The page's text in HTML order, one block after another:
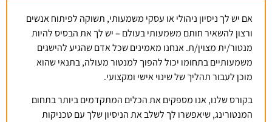
אם יש לך ניסיון ניהולי או עסקי משמעותי, תשוקה לפיתוח אנשים
ורצון להשאיר חותם משמעותי בעולם – יש לך את הבסיס להיות
מנטור/ית מצוין/ת. אנחנו מאמינים שכל אדם שהגיע להישגים
משמעותיים בתחומו יכול להפוך למנטור מעולה, בתנאי שהוא
מוכן לעבור תהליך של שינוי אישי ומקצועי.
בקורס שלנו, אנו מספקים את הכלים המתקדמים ביותר בתחום
המנטורינג, שיאפשרו לך לשלב את הניסיון שלך עם טכניקות